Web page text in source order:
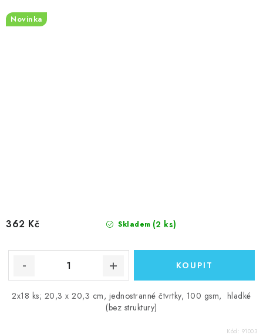
Novinka
Skladem (2 ks)
362 Kč
2x18 ks; 20,3 x 20,3 cm, jednostranné čtvrtky, 100 gsm, hladké
(bez struktury)
Kód: 91003